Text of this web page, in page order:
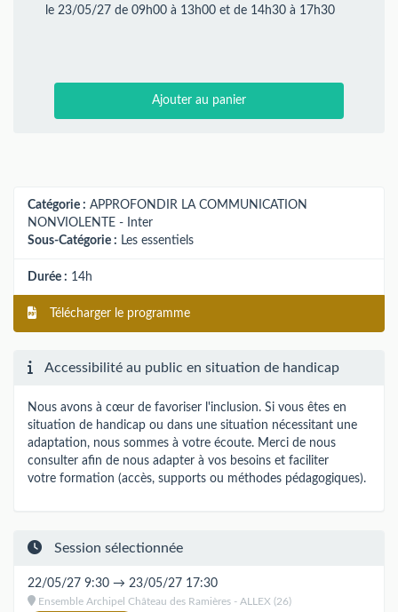
le 23/05/27 de 09h00 à 13h00 et de 14h30 à 17h30
Ajouter au panier
Catégorie : APPROFONDIR LA COMMUNICATION
NONVIOLENTE - Inter
Sous-Catégorie : Les essentiels
Durée : 14h
Télécharger le programme
Accessibilité au public en situation de handicap
Nous avons à cœur de favoriser l'inclusion. Si vous êtes en
situation de handicap ou dans une situation nécessitant une
adaptation, nous sommes à votre écoute. Merci de nous
consulter afin de nous adapter à vos besoins et faciliter
votre formation (accès, supports ou méthodes pédagogiques).
Session sélectionnée
22/05/27 9:30 → 23/05/27 17:30
Ensemble Archipel Château des Ramières - ALLEX (26)